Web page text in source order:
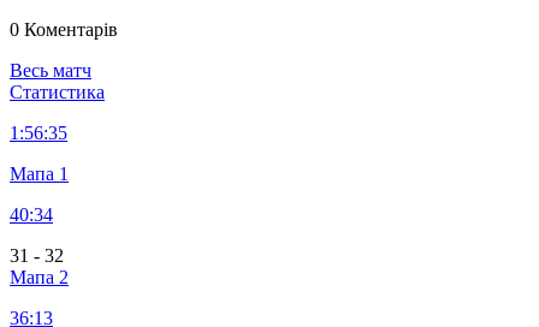
0 Коментарів
Весь матч
Статистика
1:56:35
Мапа 1
40:34
31 - 32
Мапа 2
36:13